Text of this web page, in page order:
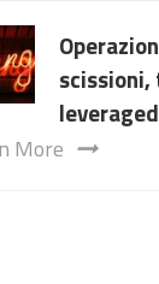
More